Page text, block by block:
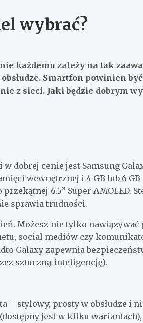
wybrać?
każdemu zależy na tak
Smartfon powinien
z sieci. Jaki będzie dobrym
dobrej cenie jest Samsung
wewnętrznej i 4 GB lub 6
6.5” Super AMOLED.
sprawia trudności.
Możesz nie tylko nawiązywać
social mediów czy
Galaxy zapewnia
sztuczną inteligencję).
– stylowy, prosty w obsłudze i
jest w kilku wariantach),